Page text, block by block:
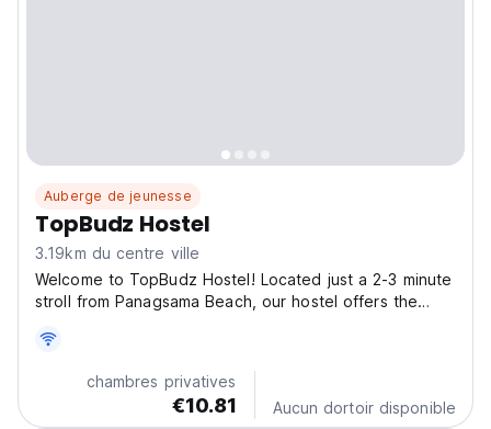
Auberge de jeunesse
TopBudz Hostel
3.19km du centre ville
Welcome to TopBudz Hostel! Located just a 2-3 minute
stroll from Panagsama Beach, our hostel offers the
yourself snorkeling and swimming with turtles and
sardines in the crystal-clear waters, just steps...
chambres privatives
€10.81 Aucun dortoir disponible